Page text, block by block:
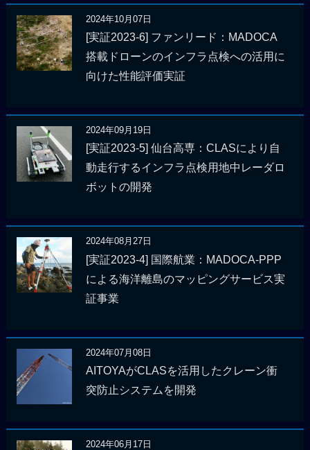
2024年10月07日
[実証2023-6] ファンリード：MADOCA
搭載ドローンのインフラ点検への活用に
向けた性能評価実証
2024年09月19日
[実証2023-5] 仙台高専：CLASにより自
動走行するインフラ点検用地中レーダロ
ボットの開発
2024年08月27日
[実証2023-4] 国際航業：MADOCA-PPP
による海洋離島のマッピングサービス実
証事業
2024年07月08日
AITOYAがCLASを活用したクレーン衝
突防止システムを開発
2024年06月17日